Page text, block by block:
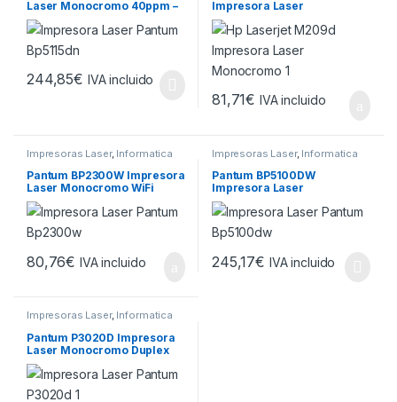
Laser Monocromo 40ppm –
Duplex Automatico
244,85€ IVA incluido
Impresora Laser
Monocromo Duplex 29ppm
81,71€ IVA incluido
Impresoras Laser, Informatica
Pantum BP2300W Impresora
Laser Monocromo WiFi
22ppm
80,76€ IVA incluido
Impresoras Laser, Informatica
Pantum BP5100DW
Impresora Laser
Monocromo 40ppm – WiFi –
Duplex Automatico
245,17€ IVA incluido
Impresoras Laser, Informatica
Pantum P3020D Impresora
Laser Monocromo Duplex
30ppm